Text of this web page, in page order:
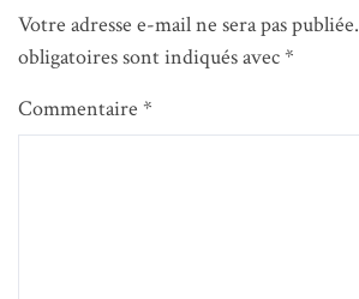
Votre adresse e-mail ne sera pas publiée.
obligatoires sont indiqués avec*
Commentaire *